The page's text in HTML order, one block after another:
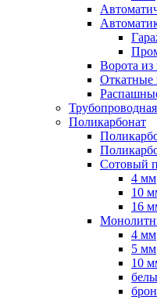
Ворота из
Откатные
Поликарбонат
Сотовый
4 мм
10
16
4 мм
5 мм
10